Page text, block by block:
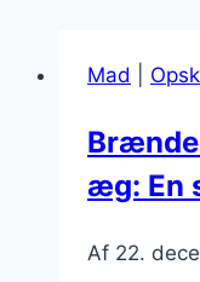
Mad
æg: En
Af 22.